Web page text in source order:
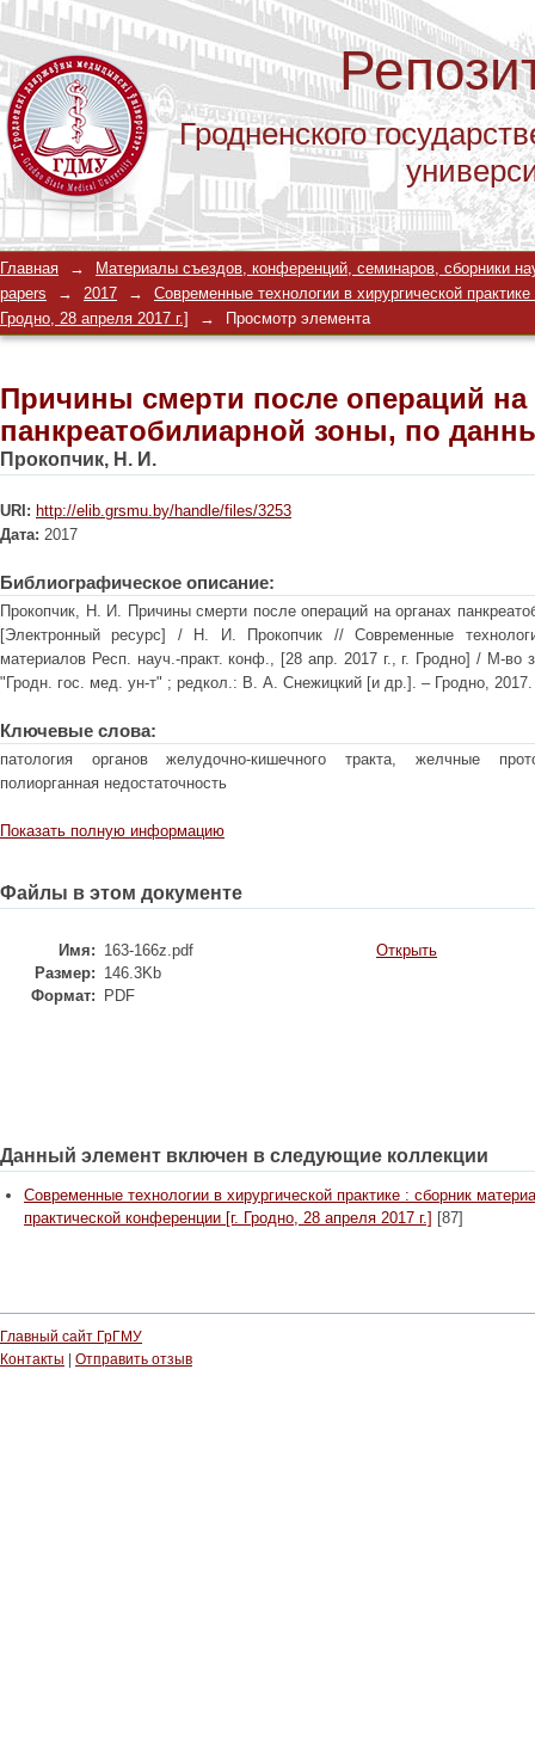
Гродненского
Причины смерти после операций
данным аутопсий
Главная →
Материалы съездов, конференций, семинаров, сборники
papers
→ 2017 →
Современные технологии в хирургической
Гродно, 28 апреля 2017 г.]
→ Просмотр элемента
Причины смерти после операций на
панкреатобилиарной зоны, по
Прокопчик, Н. И.
URI: http://elib.grsmu.by/handle/files/3253
Дата: 2017
Библиографическое описание:
Прокопчик, Н. И. Причины смерти после операций на органах
[Электронный ресурс] / Н. И. Прокопчик // Современные
материалов Респ. науч.-практ. конф., [28 апр. 2017 г., г. Гродно] / М-во
"Гродн. гос. мед. ун-т" ; редкол.: В. А. Снежицкий [и др.]. – Гродно,
Ключевые слова:
патология органов желудочно-кишечного тракта, желчные
полиорганная недостаточность
Показать полную информацию
Файлы в этом документе
Имя: 163-166z.pdf
Размер: 146.3Kb
Формат:
PDF
Открыть
Данный элемент включен в следующие коллекции
Современные технологии в хирургической практике : сборник
практической конференции [г. Гродно, 28 апреля 2017 г.] [87]
Главный сайт ГрГМУ
Контакты
Отправить отзыв